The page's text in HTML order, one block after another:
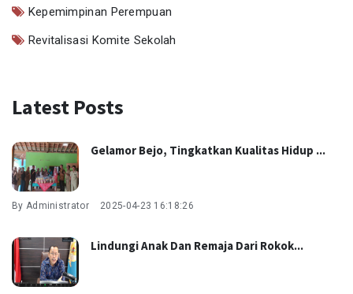
Kepemimpinan Perempuan
Revitalisasi Komite Sekolah
Latest Posts
Gelamor Bejo, Tingkatkan Kualitas Hidup ...
By Administrator 2025-04-23 16:18:26
Lindungi Anak Dan Remaja Dari Rokok...